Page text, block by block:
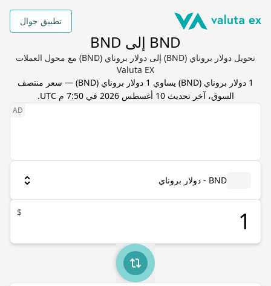
تطبيق جوال
BND إلى BND
تحويل دولار بروناي (BND) إلى دولار بروناي (BND) مع محول العملات
Valuta EX
1 دولار بروناي (
BND) يساوي 1 دولار بروناي (
BND) — سعر منتصف
السوق، آخر تحديث10 أغسطس 2026 في 7:50 م UTC .
BND - دولار بروناي
$